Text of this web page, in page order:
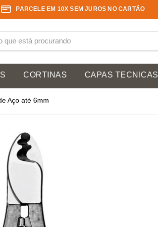
PARCELE EM 10X SEM JUROS NO CARTÃO
CORTINAS CAPAS TECNICAS
Aço até 6mm